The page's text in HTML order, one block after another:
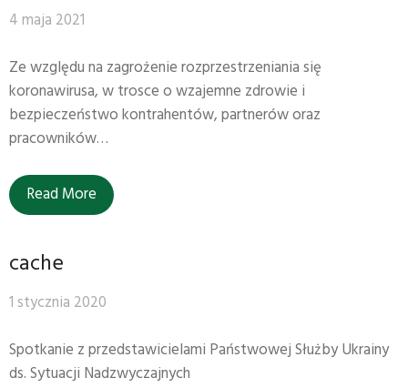
4 maja 2021
Ze względu na zagrożenie rozprzestrzeniania się
koronawirusa, w trosce o wzajemne zdrowie i
bezpieczeństwo kontrahentów, partnerów oraz
pracowników…
Read More
cache
1 stycznia 2020
Spotkanie z przedstawicielami Państwowej Służby Ukrainy
ds. Sytuacji Nadzwyczajnych